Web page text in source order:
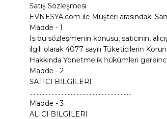
Satış Sözleşmesi
EVNESYA.com ile Müşteri arasındaki
Madde - 1
Is bu sözleşmenin konusu, satıcının,
ilgili olarak 4077 sayılı Tüketicilerin
Hakkında Yönetmelik hükümleri
Madde - 2
SATICI BILGILERI
.....................................................................
Madde - 3
ALICI BILGILERI